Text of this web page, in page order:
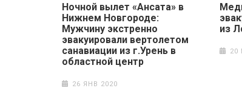
Ночной вылет «Ансата» в
Нижнем Новгороде:
Мужчину экстренно
эвакуировали вертолетом
санавиации из г.Урень в
областной центр
26 ЯНВ 2020
из
20